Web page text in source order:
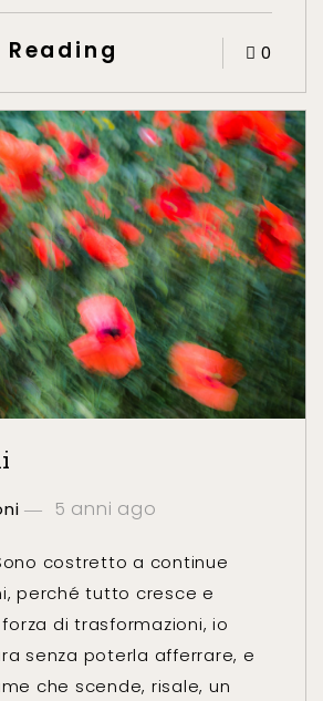
0
5 anni ago
costretto a continue
perché tutto cresce e
di trasformazioni, io
senza poterla afferrare, e
che scende, risale, un